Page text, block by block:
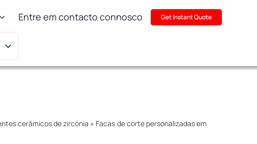
Entre em contacto connosco Get Instant Quote
cerâmicos de zircónia » Facas de corte personalizadas em